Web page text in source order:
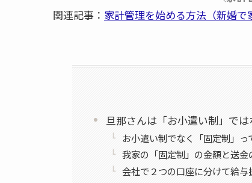
関連記事： 家計管理を始める方法（新婚で
旦那さんは「お小遣い制」では
お小遣い制でなく「固定制」っ
我家の「固定制」の金額と送金
会社で２つの口座に分けて給